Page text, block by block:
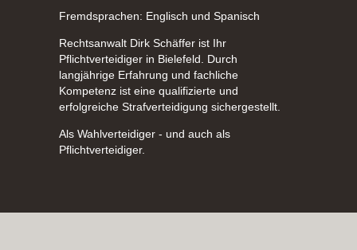
Fremdsprachen: Englisch und Spanisch
Rechtsanwalt Dirk Schäffer ist Ihr
Pflichtverteidiger in Bielefeld. Durch
langjährige Erfahrung und fachliche
Kompetenz ist eine qualifizierte und
erfolgreiche Strafverteidigung sichergestellt.
Als Wahlverteidiger - und auch als
Pflichtverteidiger.